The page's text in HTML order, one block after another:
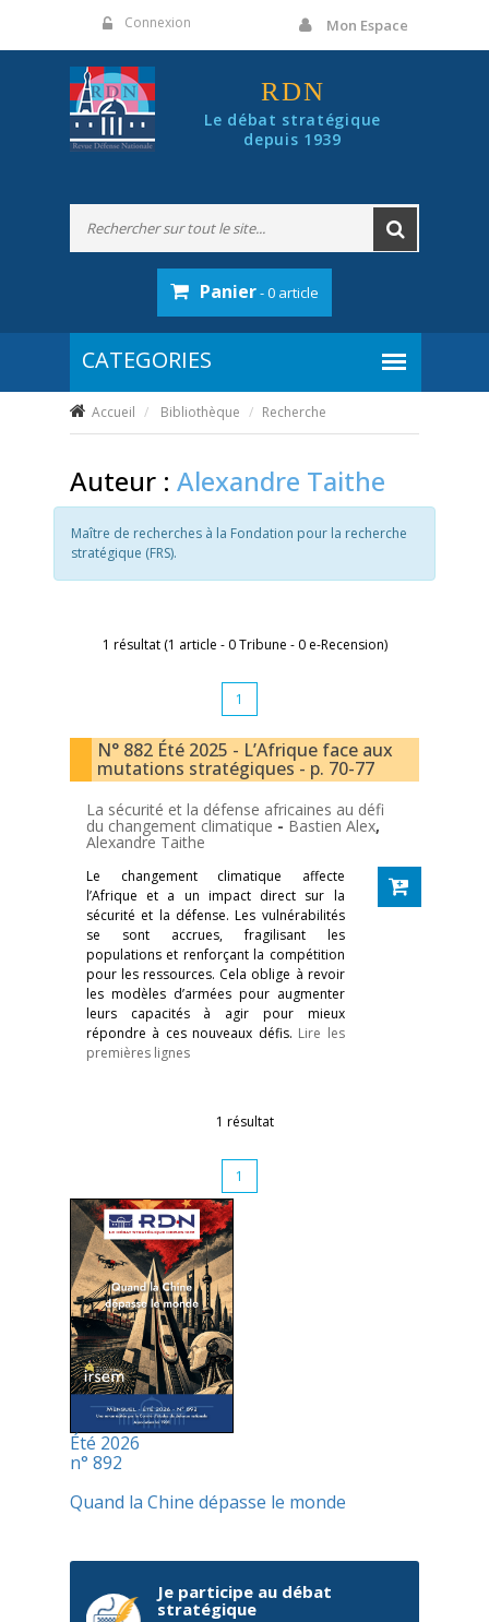
Connexion Mon Espace
RDN
Le débat stratégique
depuis 1939
Panier- 0 article
Accueil Bibliothèque Recherche
Auteur : Alexandre Taithe
Maître de recherches à la Fondation pour la recherche
stratégique (FRS).
1 résultat (1 article - 0 Tribune - 0 e-Recension)
1
N° 882 Été 2025 - L’Afrique face aux
mutations stratégiques - p. 70-77
La sécurité et la défense africaines au défi
du changement climatique - Bastien Alex,
Alexandre Taithe
Le changement climatique affecte
l’Afrique et a un impact direct sur la
sécurité et la défense. Les vulnérabilités
se sont accrues, fragilisant les
populations et renforçant la compétition
pour les ressources. Cela oblige à revoir
les modèles d’armées pour augmenter
leurs capacités à agir pour mieux
répondre à ces nouveaux défis. Lire les
premières lignes
1 résultat
1
Été 2026
n° 892
Quand la Chine dépasse le monde
Je participe au débat
stratégique